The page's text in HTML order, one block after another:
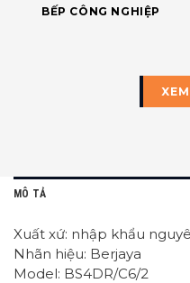
BẾP CÔNG NGHIỆP
MÔ TẢ
Xuất xứ: nhập khẩu
Nhãn hiệu: Berjaya
Model: BS4DR/C6/2